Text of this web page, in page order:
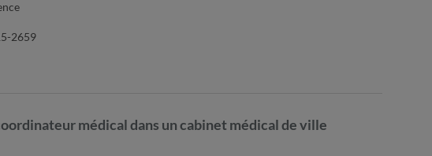
2659
médical dans un cabinet médical de ville